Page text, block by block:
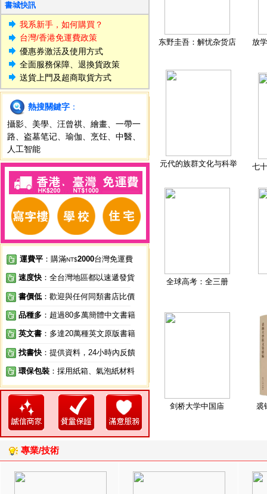
書城快訊
我系新手，如何購買？
台灣/香港免運費政策
優惠券激活及使用方式
全面服務保障、退換貨政策
送貨上門及超商取貨方式
熱搜關鍵字 ：
攝影
美學 汪曾祺 繪畫
一帶一
路
盗墓笔记 瑜伽 烹饪 中醫
人工智能
運費平 ：購滿NT$2000台灣免運費
速度快 ：全台灣地區都以速遞發貨
書價低 ：歡迎與任何同類書店比價
品種多 ：超過80多萬簡體中文書籍
英文書 ：多達20萬種英文原版書籍
找書快 ：提供資料，24小時內反饋
環保包裝 ：採用紙箱、氣泡紙材料
东野圭吾：解忧杂货店 放
元代的族群文化与科举 七
全球高考：全三册
剑桥大学中国庙 裘
專業/技術